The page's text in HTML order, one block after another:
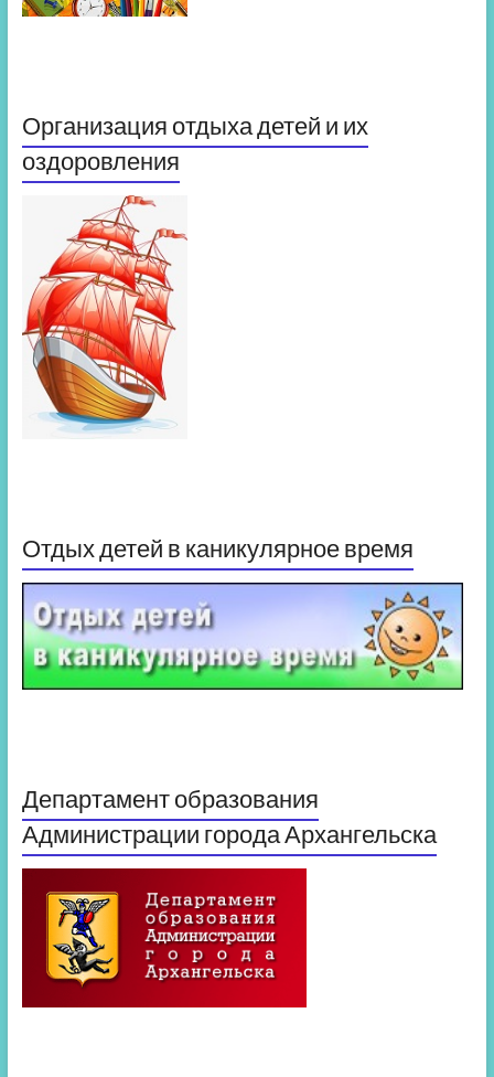
Организация отдыха детей и их
оздоровления
Отдых детей в каникулярное время
Департамент образования
Администрации города Архангельска